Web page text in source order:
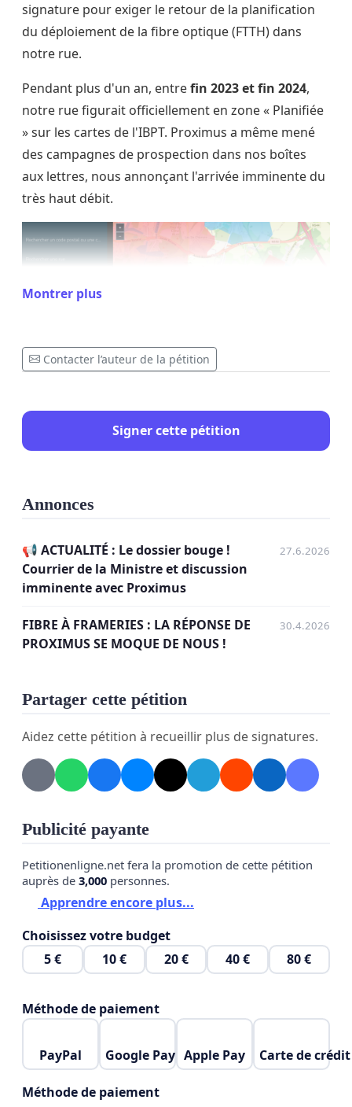
signature pour exiger le retour de la planification
du déploiement de la fibre optique (FTTH) dans
notre rue.
Pendant plus d'un an, entrefin 2023 et fin 2024,
notre rue figurait officiellement en zone « Planifiée
» sur les cartes de l'IBPT. Proximus a même mené
des campagnes de prospection dans nos boîtes
aux lettres, nous annonçant l'arrivée imminente du
très haut débit.
début 2025, tout a changé : sans aucune
explication ni avertissement, notre zone a été
situation aberrante : un « îlot oublié » entouré de
quartiers déjà fibrés.
Le retrait de ce projet nous maintient dans une
impasse technologique (VDSL ou coaxial saturé) qui
pénalise l’ensemble des habitants :
• Latence élevée et instabilité : rendant le télétravail
et les usages interactifs de plus en plus difficiles.
• Fracture numérique : nos voisins bénéficient du
d'attractivité et une dépréciation.
• Manque de transparence : le silence des
opérateurs (Unifiber/Proximus) face à ce
revirement est inacceptable.
Montrer plus
Contacter l’auteur de la pétition
Signer cette pétition
Annonces
📢 ACTUALITÉ : Le dossier bouge !
Courrier de la Ministre et discussion
imminente avec Proximus
27.6.2026
FIBRE À FRAMERIES : LA RÉPONSE DE
PROXIMUS SE MOQUE DE NOUS !
30.4.2026
Partager cette pétition
Aidez cette pétition à recueillir plus de signatures.
Publicité payante
Petitionenligne.net fera la promotion de cette pétition
auprès de 3,000 personnes.
Apprendre encore plus...
Choisissez votre budget
5 €
10 € 20 € 40 € 80 €
Méthode de paiement
PayPal Google Pay Apple Pay Carte de crédit
Méthode de paiement